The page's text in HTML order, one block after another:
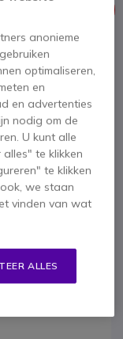
producten aan
anonieme
optimaliseren,
en
en advertenties
nodig om de
U kunt alle
te klikken
te klikken
we staan
vinden van wat
ALLES